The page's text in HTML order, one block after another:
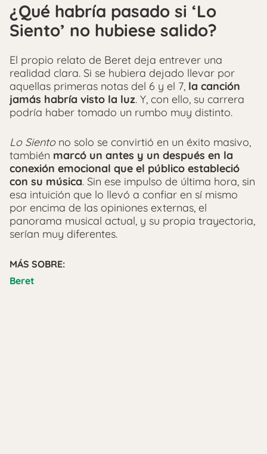
¿Qué habría pasado si ‘Lo
Siento’ no hubiese salido?
El propio relato de Beret deja entrever una
realidad clara. Si se hubiera dejado llevar por
aquellas primeras notas del 6 y el 7, la canción
jamás habría visto la luz. Y, con ello, su carrera
podría haber tomado un rumbo muy distinto.
Lo Sientono solo se convirtió en un éxito masivo,
también marcó un antes y un después en la
conexión emocional que el público estableció
con su música. Sin ese impulso de última hora, sin
esa intuición que lo llevó a confiar en sí mismo
por encima de las opiniones externas, el
panorama musical actual, y su propia trayectoria,
serían muy diferentes.
MÁS SOBRE:
Beret